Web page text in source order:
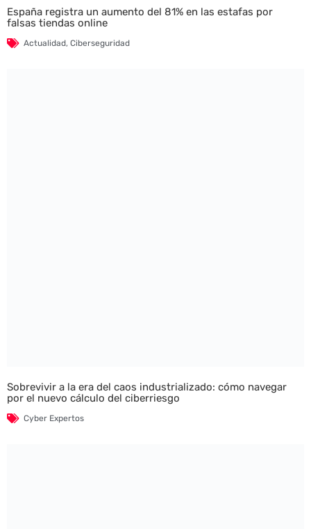
España registra un aumento del 81% en las estafas por
falsas tiendas online
Actualidad, Ciberseguridad
Sobrevivir a la era del caos industrializado: cómo navegar
por el nuevo cálculo del ciberriesgo
Cyber Expertos